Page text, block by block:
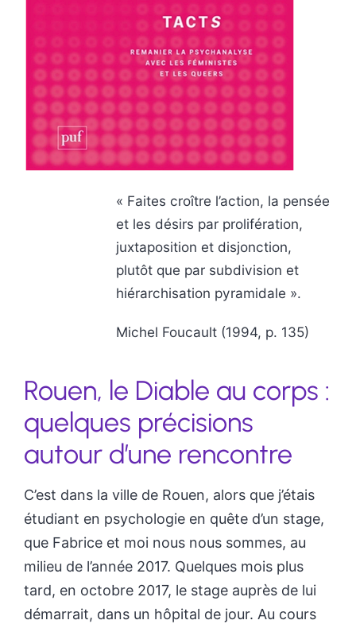
« Faites croître l’action, la pensée
et les désirs par prolifération,
juxtaposition et disjonction,
plutôt que par subdivision et
hiérarchisation pyramidale ».
Michel Foucault (1994, p. 135)
Rouen, le Diable au corps :
quelques précisions
autour d’une rencontre
C’est dans la ville de Rouen, alors que j’étais
étudiant en psychologie en quête d’un stage,
que Fabrice et moi nous nous sommes, au
milieu de l’année 2017. Quelques mois plus
tard, en octobre 2017, le stage auprès de lui
démarrait, dans un hôpital de jour. Au cours